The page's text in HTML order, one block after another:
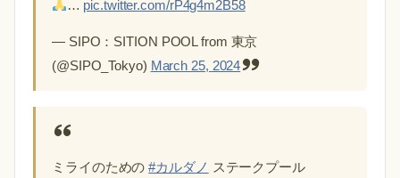
… pic.twitter.com/rP4g4m2B58
— SIPO：SITION POOL from 東京
(@SIPO_Tokyo) March 25, 2024
ミライのための#カルダノ ステークプール